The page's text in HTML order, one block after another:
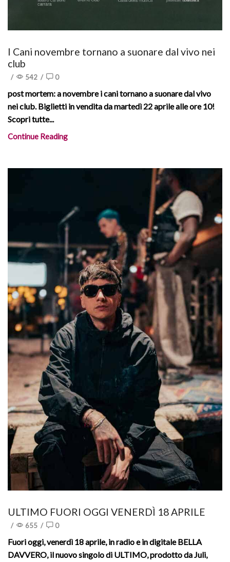
I Cani novembre tornano a suonare dal vivo nei
club
/ 542 / 0
post mortem: a novembre i cani tornano a suonare dal vivo
nei club. Biglietti in vendita da martedì 22 aprile alle ore 10!
Scopri tutte...
Continue Reading
ULTIMO FUORI OGGI VENERDÌ 18 APRILE
/ 655 / 0
Fuori oggi, venerdì 18 aprile, in radio e in digitale BELLA
DAVVERO, il nuovo singolo di ULTIMO, prodotto da Juli,